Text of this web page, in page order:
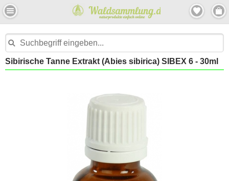
Sibirische Tanne Extrakt (Abies sibirica) SIBEX 6 - 30ml